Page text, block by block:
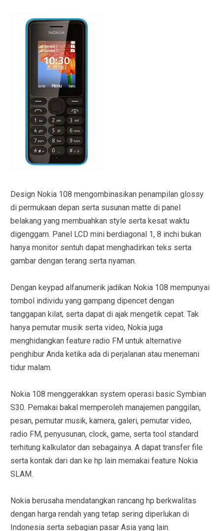
Design Nokia 108 mengombinasikan penampilan glossy
di permukaan depan serta susunan matte di panel
belakang yang membuahkan style serta kesat waktu
digenggam. Panel LCD mini berdiagonal 1, 8 inchi bukan
hanya monitor sentuh dapat menghadirkan teks serta
gambar dengan terang serta nyaman.
Dengan keypad alfanumerik jadikan Nokia 108 mempunyai
tombol individu yang gampang dipencet dengan
tanggapan kilat, serta dapat di ajak mengetik cepat. Tak
hanya pemutar musik serta video, Nokia juga
menghidangkan feature radio FM untuk alternative
penghibur Anda ketika ada di perjalanan atau menemani
tidur malam.
Nokia 108 menggerakkan system operasi basic Symbian
S30. Pemakai bakal memperoleh manajemen panggilan,
pesan, pemutar musik, kamera, galeri, pemutar video,
radio FM, penyusunan, clock, game, serta tool standard
terhitung kalkulator dan sebagainya. A dapat transfer file
serta kontak dari dan ke hp lain memakai feature Nokia
SLAM.
Nokia berusaha mendatangkan rancang hp berkwalitas
dengan harga rendah yang tetap sering diperlukan di
Indonesia serta sebagian pasar Asia yang lain.